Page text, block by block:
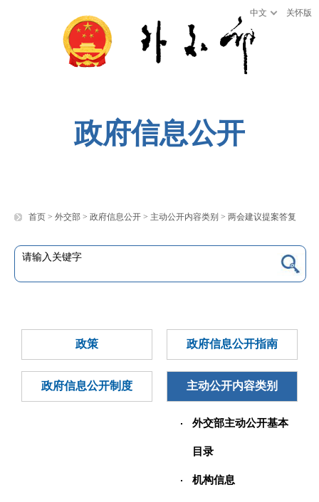
中文 关怀版
政府信息公开
首页 > 外交部 > 政府信息公开 > 主动公开内容类别 > 两会建议提案答复
政策 政府信息公开指南
政府信息公开制度 主动公开内容类别
外交部主动公开基本
目录
机构信息